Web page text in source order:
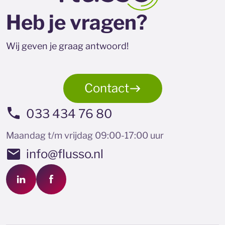
Heb je vragen?
Wij geven je graag antwoord!
Contact
033 434 76 80
Maandag t/m vrijdag 09:00-17:00 uur
info@flusso.nl